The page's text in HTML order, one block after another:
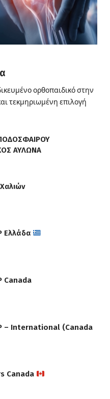
ορθοπαιδικό στην
τεκμηριωμένη επιλογή
ΑΥΛΩΝΑ
Ελλάδα
Canada
– International (Canada
Canada